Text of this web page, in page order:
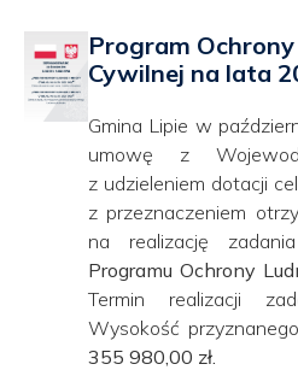
Program
Cywilnej na lata
Gmina Lipie w
umowę z
z udzieleniem dotacji
z przeznaczeniem
na realizację
Programu Ochrony
Termin realizacji
Wysokość
355 980,00 zł.